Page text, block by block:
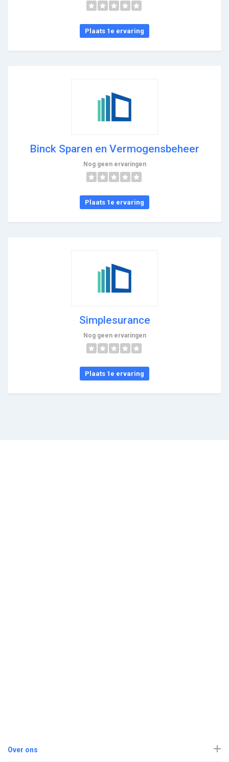
Plaats 1e ervaring
Binck Sparen en Vermogensbeheer
Nog geen ervaringen
Plaats 1e ervaring
Simplesurance
Nog geen ervaringen
Plaats 1e ervaring
Over ons